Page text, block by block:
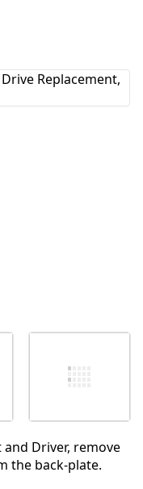
and Driver, remove
the back-plate.